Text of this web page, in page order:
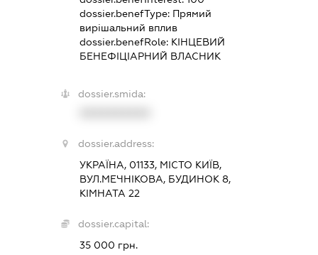
dossier.benefType: Прямий
вирішальний вплив
dossier.benefRole: КІНЦЕВИЙ
БЕНЕФІЦІАРНИЙ ВЛАСНИК
dossier.smida:
dossier.address:
УКРАЇНА, 01133, МІСТО КИЇВ,
ВУЛ.МЕЧНІКОВА, БУДИНОК 8,
КІМНАТА 22
dossier.capital:
35 000 грн.